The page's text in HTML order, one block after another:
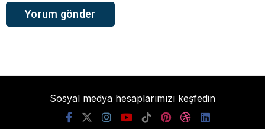
Sosyal medya hesaplarımızı keşfedin